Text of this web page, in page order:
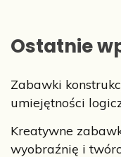
Ostatnie
Zabawki
umiejętności
Kreatywne
wyobraźnię i